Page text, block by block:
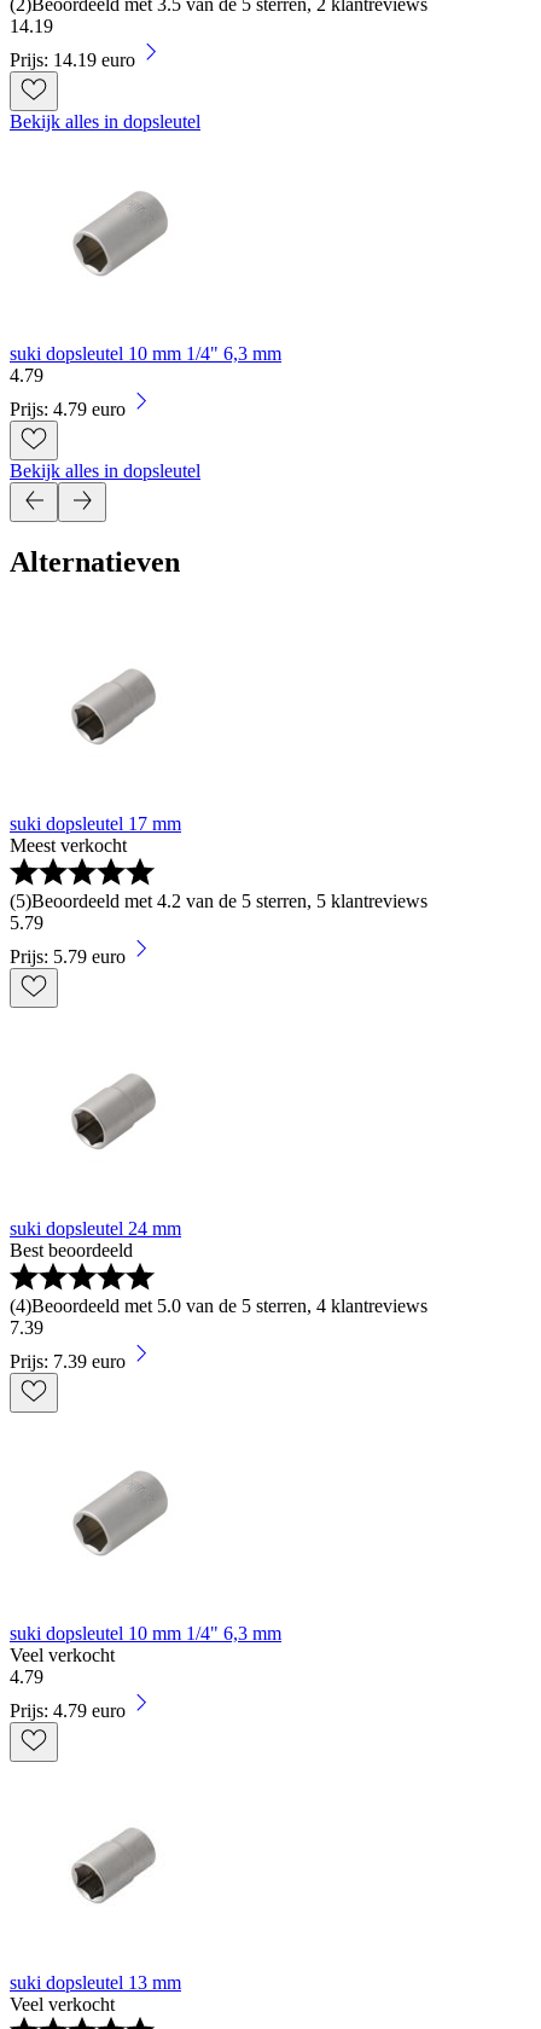
(2)Beoordeeld met 3.5 van de 5 sterren, 2 klantreviews
14.19
Prijs: 14.19 euro
Bekijk alles in dopsleutel
suki dopsleutel 10 mm 1/4" 6,3 mm
4.79
Prijs: 4.79 euro
Bekijk alles in dopsleutel
Alternatieven
suki dopsleutel 17 mm
Meest verkocht
(5)Beoordeeld met 4.2 van de 5 sterren, 5 klantreviews
5.79
Prijs: 5.79 euro
suki dopsleutel 24 mm
Best beoordeeld
(4)Beoordeeld met 5.0 van de 5 sterren, 4 klantreviews
7.39
Prijs: 7.39 euro
suki dopsleutel 10 mm 1/4" 6,3 mm
Veel verkocht
4.79
Prijs: 4.79 euro
suki dopsleutel 13 mm
Veel verkocht